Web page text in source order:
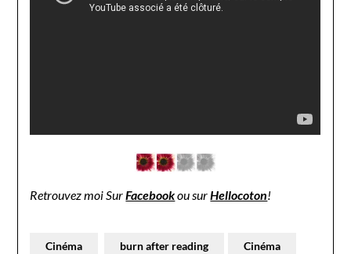
Retrouvez moi SurFacebookou surHellocoton!
Cinéma burn after reading Cinéma